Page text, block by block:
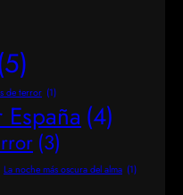
de terror (1)
(4)
(3)
La noche más oscura del alma (1)